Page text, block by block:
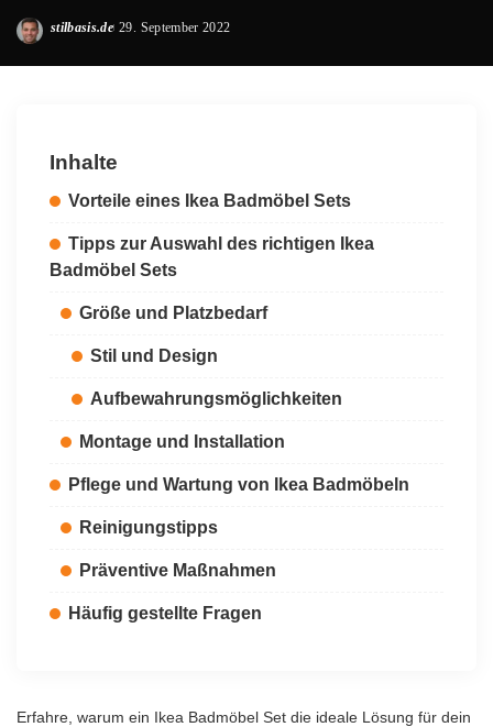
Posted
stilbasis.de 29. September 2022
Inhalte
Vorteile eines Ikea Badmöbel Sets
Tipps zur Auswahl des richtigen Ikea
Badmöbel Sets
Größe und Platzbedarf
Stil und Design
Aufbewahrungsmöglichkeiten
Montage und Installation
Pflege und Wartung von Ikea Badmöbeln
Reinigungstipps
Präventive Maßnahmen
Häufig gestellte Fragen
Erfahre, warum ein Ikea Badmöbel Set die ideale Lösung für dein